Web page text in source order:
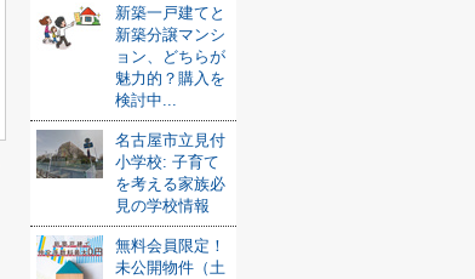
新築一戸建てと
新築分譲マンシ
ョン、どちらが
魅力的？購入を
検討中...
名古屋市立見付
小学校: 子育て
を考える家族必
見の学校情報
無料会員限定！
未公開物件（土